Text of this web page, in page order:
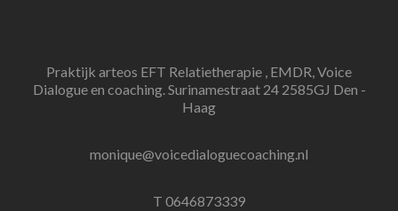
Praktijk arteos EFT Relatietherapie , EMDR, Voice
Dialogue en coaching. Surinamestraat 24 2585GJ Den -
Haag
monique@voicedialoguecoaching.nl
T 0646873339